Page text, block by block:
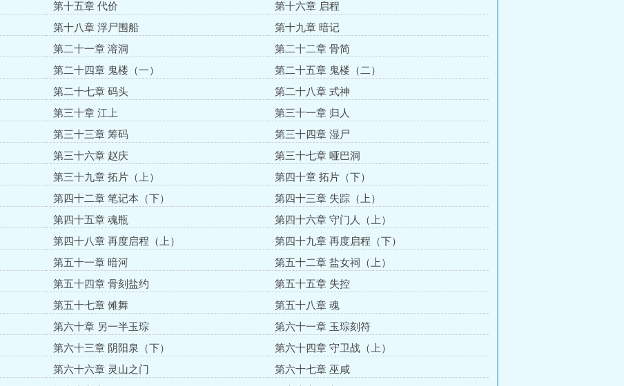
第十五章 代价
第十六章 启程
第十八章 浮尸围船
第十九章 暗记
第二十一章 溶洞
第二十二章 骨简
第二十四章 鬼楼（一）
第二十五章 鬼楼（二）
第二十七章 码头
第二十八章 式神
第三十章 江上
第三十一章 归人
第三十三章 筹码
第三十四章 湿尸
第三十六章 赵庆
第三十七章 哑巴洞
第三十九章 拓片（上）
第四十章 拓片（下）
第四十二章 笔记本（下）
第四十三章 失踪（上）
第四十五章 魂瓶
第四十六章 守门人（上）
第四十八章 再度启程（上）
第四十九章 再度启程（下）
第五十一章 暗河
第五十二章 盐女祠（上）
第五十四章 骨刻盐约
第五十五章 失控
第五十七章 傩舞
第五十八章 魂
第六十章 另一半玉琮
第六十一章 玉琮刻符
第六十三章 阴阳泉（下）
第六十四章 守卫战（上）
第六十六章 灵山之门
第六十七章 巫咸